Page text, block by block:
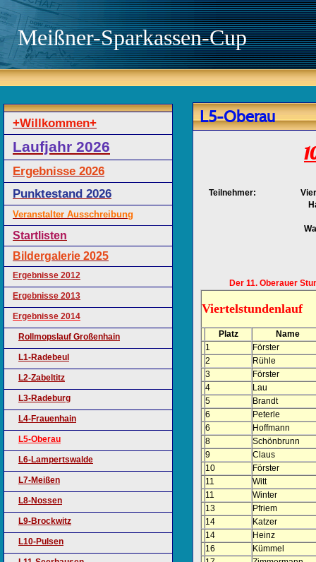
Meißner-Sparkassen-Cup
+Willkommen+
Laufjahr 2026
Ergebnisse 2026
Punktestand 2026
Veranstalter Ausschreibung
Startlisten
Bildergalerie 2025
Ergebnisse 2012
Ergebnisse 2013
Ergebnisse 2014
Rollmopslauf Großenhain
L1-Radebeul
L2-Zabeltitz
L3-Radeburg
L4-Frauenhain
L5-Oberau
L6-Lampertswalde
L7-Meißen
L8-Nossen
L9-Brockwitz
L10-Pulsen
L5-Oberau
Teilnehmer:
Der 11. Oberauer
Viertelstundenlauf
Platz
Name
1
Förster
2
Rühle
3
Förster
4
Lau
5
Brandt
6
Peterle
6
Hoffmann
8
Schönbrunn
9
Claus
10
Förster
11
Witt
11
Winter
13
Pfriem
14
Katzer
14
Heinz
16
Kümmel